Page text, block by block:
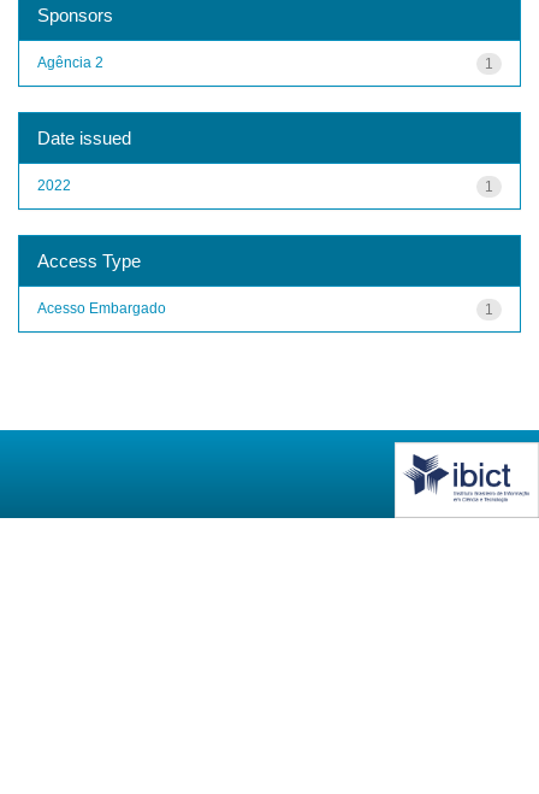
Sponsors
1
Agência 2
Date issued
1
2022
Access Type
1
Acesso Embargado